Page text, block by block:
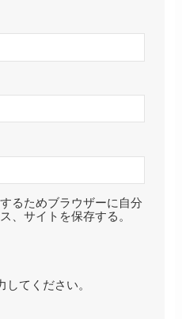
るためブラウザーに自分
、サイトを保存する。
してください。